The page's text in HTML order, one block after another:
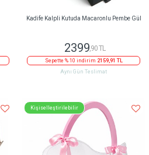
Kadife Kalpli Kutuda Macaronlu Pembe Gül
2399,90 TL
Sepette % 10 indirim 2159,91 TL
Aynı Gün Teslimat
Kişiselleştirilebilir